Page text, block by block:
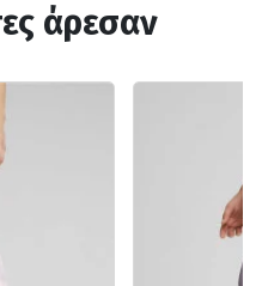
άρεσαν